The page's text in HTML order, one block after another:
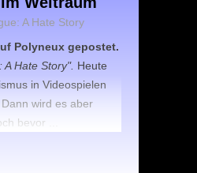
Polyneux gepostet.
Hate Story". Heute
in Videospielen
wird es aber
bevor ...